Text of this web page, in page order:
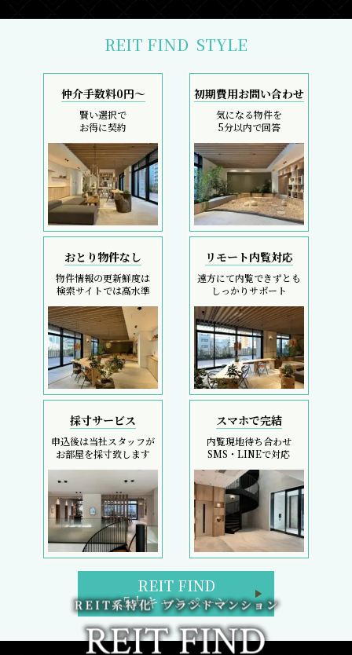
REIT FIND STYLE
仲介手数料0円～
賢い選択で
お得に契約
初期費用お問い合わせ
気になる物件を
5分以内で回答
おとり物件なし
物件情報の更新鮮度は
検索サイトでは高水準
リモート内覧対応
遠方にて内覧できずとも
しっかりサポート
採寸サービス
申込後は当社スタッフが
お部屋を採寸致します
スマホで完結
内覧現地待ち合わせ
SMS・LINEで対応
REIT FIND
5大キャンペーン